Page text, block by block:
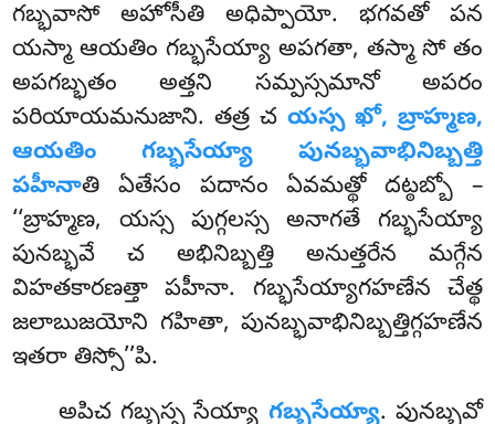
గబ్భవాసో అహోసీతి అధిప్పాయో. భగవతో పన
యస్మా ఆయతిం గబ్భసేయ్యా అపగతా, తస్మా సో తం
అపగబ్భతం అత్తని సమ్పస్సమానో అపరం
పరియాయమనుజాని. తత్ర చ యస్స ఖో, బ్రాహ్మణ,
ఆయతిం గబ్భసేయ్యా పునబ్భవాభినిబ్బత్తి
పహీనాతి ఏతేసం పదానం ఏవమత్థో దట్ఠబ్బో –
‘‘బ్రాహ్మణ, యస్స పుగ్గలస్స అనాగతే గబ్భసేయ్యా
పునబ్భవే చ అభినిబ్బత్తి అనుత్తరేన మగ్గేన
విహతకారణత్తా పహీనా. గబ్భసేయ్యాగహణేన చేత్థ
జలాబుజయోని గహితా, పునబ్భవాభినిబ్బత్తిగ్గహణేన
ఇతరా తిస్సో’’పి.
అపిచ గబ్భస్స సేయ్యా గబ్భసేయ్యా. పునబ్భవో